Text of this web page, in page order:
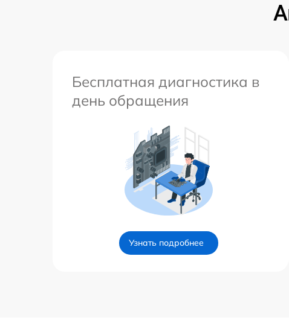
Бесплатная диагностика в
день обращения
Узнать подробнее